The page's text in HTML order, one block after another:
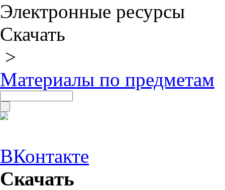
Электронные ресурсы
Скачать
>
Материалы по предметам
ВКонтакте
Скачать